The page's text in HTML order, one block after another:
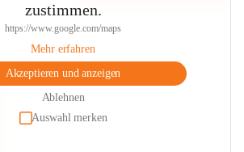
zustimmen.
https://www.google.com/maps
Mehr erfahren
Akzeptieren und anzeigen
Ablehnen
Auswahl merken